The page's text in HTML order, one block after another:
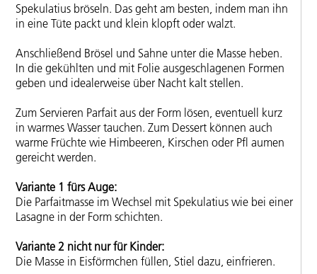
Spekulatius bröseln. Das geht am besten, indem man ihn
in eine Tüte packt und klein klopft oder walzt.
Anschließend Brösel und Sahne unter die Masse heben.
In die gekühlten und mit Folie ausgeschlagenen Formen
geben und idealerweise über Nacht kalt stellen.
Zum Servieren Parfait aus der Form lösen, eventuell kurz
in warmes Wasser tauchen. Zum Dessert können auch
warme Früchte wie Himbeeren, Kirschen oder Pfl aumen
gereicht werden.
Variante 1 fürs Auge:
Die Parfaitmasse im Wechsel mit Spekulatius wie bei einer
Lasagne in der Form schichten.
Variante 2 nicht nur für Kinder:
Die Masse in Eisförmchen füllen, Stiel dazu, einfrieren.